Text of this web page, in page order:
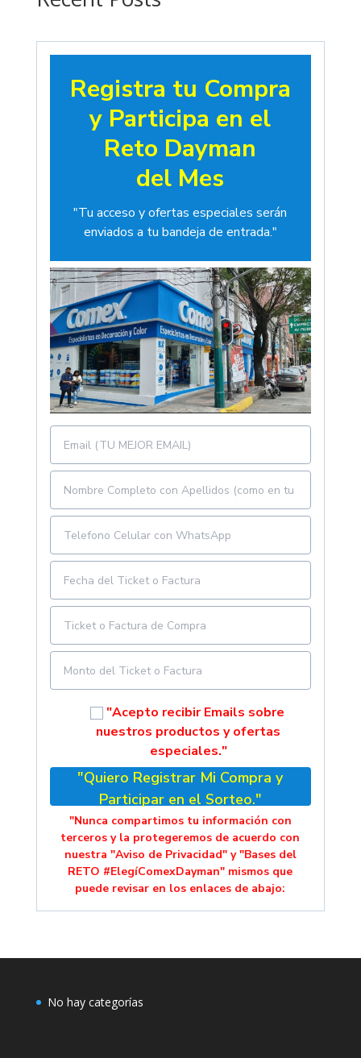
Registra tu Compra
y Participa en el
Reto Dayman
del Mes
"Tu acceso y ofertas especiales serán
enviados a tu bandeja de entrada."
"Acepto recibir Emails sobre
nuestros productos y ofertas
especiales."
"Quiero Registrar Mi Compra y
Participar en el Sorteo."
"Nunca compartimos tu información con
terceros y la protegeremos de acuerdo con
nuestra "Aviso de Privacidad" y "Bases del
RETO #ElegíComexDayman" mismos que
puede revisar en los enlaces de abajo:
No hay categorías